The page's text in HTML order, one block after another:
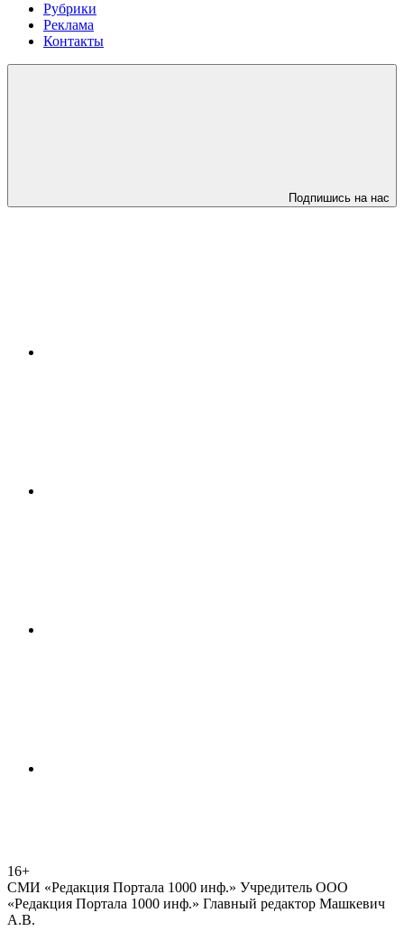
Рубрики
Реклама
Контакты
Подпишись на нас
16+
СМИ «Редакция Портала 1000 инф.» Учредитель ООО
«Редакция Портала 1000 инф.» Главный редактор Машкевич
А.В.